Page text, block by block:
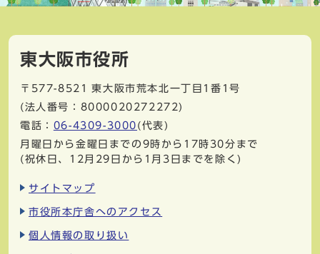
東大阪市役所
〒577-8521
東大阪市荒本北一丁目1番1号
(法人番号：8000020272272)
電話： 06-4309-3000 (代表)
月曜日から金曜日までの9時から17時30分まで
(祝休日、12月29日から1月3日までを除く)
サイトマップ
市役所本庁舎へのアクセス
個人情報の取り扱い